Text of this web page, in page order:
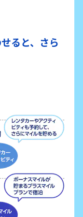
ると、さら